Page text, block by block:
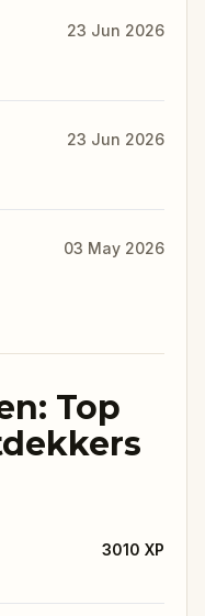
23 Jun 2026
23 Jun 2026
03 May 2026
Top
3010 XP